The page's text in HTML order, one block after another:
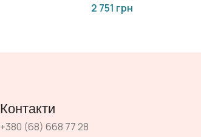
грн
Контакти
+380 (68) 668 77 28